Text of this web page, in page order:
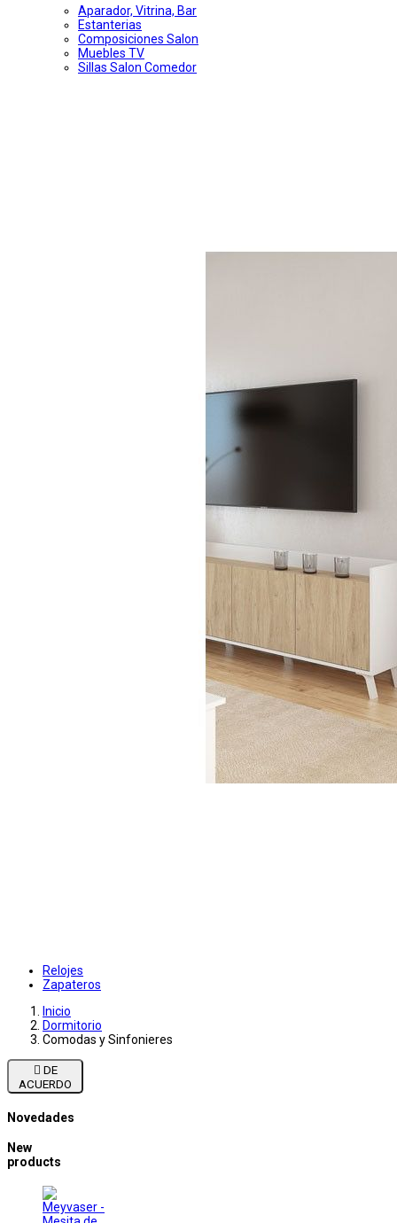
Aparador, Vitrina, Bar
Estanterias
Composiciones Salon
Muebles TV
Sillas Salon Comedor
Relojes
Zapateros
Inicio
Dormitorio
Comodas y Sinfonieres

ACUERDO
Novedades
New
products